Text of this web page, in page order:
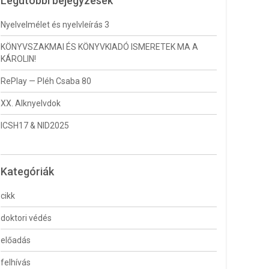
Nyelvelmélet és nyelvleírás 3
KÖNYVSZAKMAI ÉS KÖNYVKIADÓ ISMERETEK MA A
KÁROLIN!
RePlay — Pléh Csaba 80
XX. Alknyelvdok
ICSH17 & NID2025
Kategóriák
cikk
doktori védés
előadás
felhívás